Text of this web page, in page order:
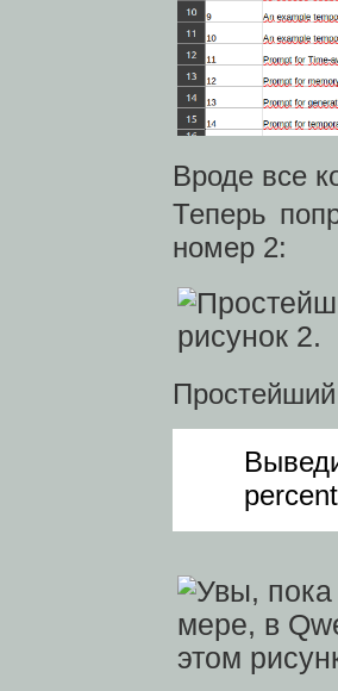
Вроде все
Теперь
номер 2: